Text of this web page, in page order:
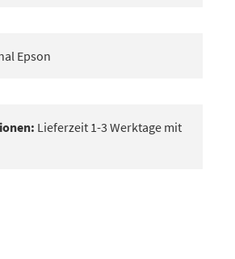
Epson
Lieferzeit 1-3 Werktage mit